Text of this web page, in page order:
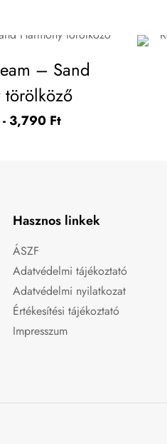
– Sand
törölköző
- 3,790 Ft
Hasznos linkek
ÁSZF
Adatvédelmi tájékoztató
Adatvédelmi nyilatkozat
Értékesítési tájékoztató
Impresszum